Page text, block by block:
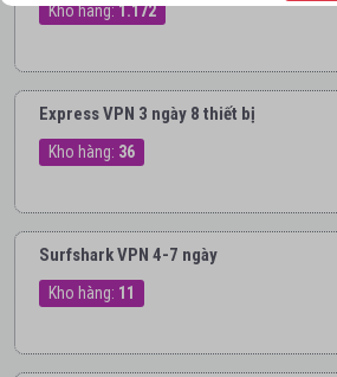
Kho hàng:1.172
Express VPN 3 ngày 8 thiết bị
Kho hàng: 36
Surfshark VPN 4-7 ngày
Kho hàng: 11